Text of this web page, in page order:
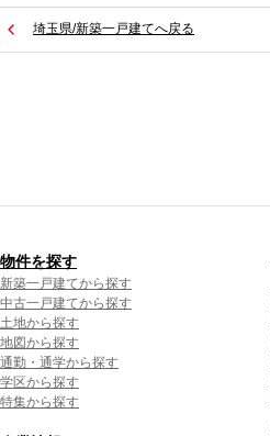
埼玉県/新築一戸建てへ戻る
物件を探す
新築一戸建てから探す
中古一戸建てから探す
土地から探す
地図から探す
通勤・通学から探す
学区から探す
特集から探す